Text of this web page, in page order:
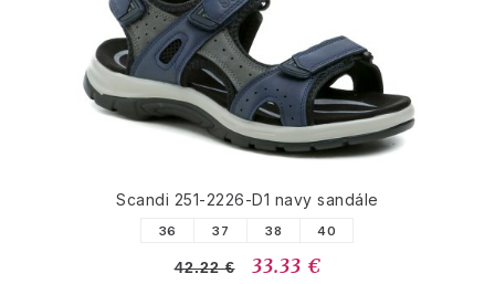
Scandi 251-2226-D1 navy sandále
36 37 38 40
42.22 € 33.33 €